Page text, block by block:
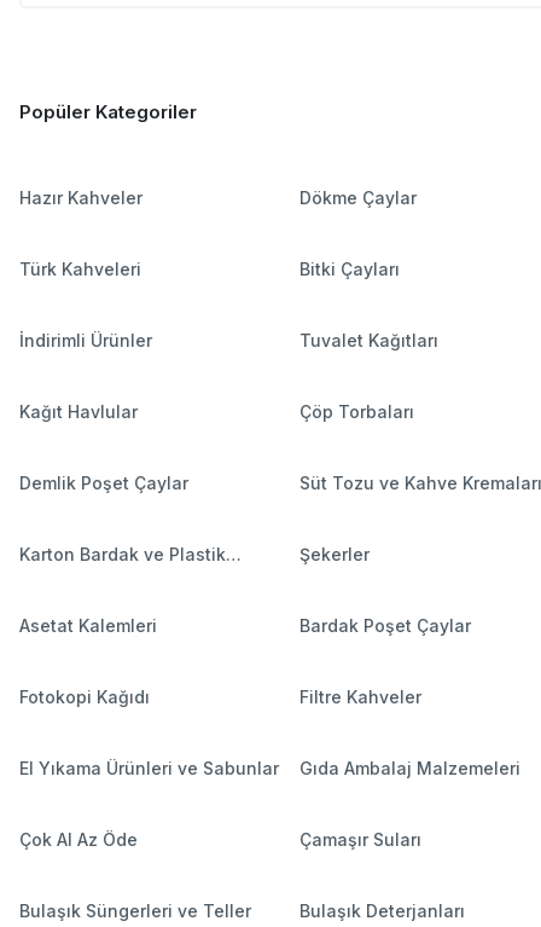
Popüler Kategoriler
Hazır Kahveler Dökme Çaylar
Türk Kahveleri Bitki Çayları
İndirimli Ürünler Tuvalet Kağıtları
Kağıt Havlular Çöp Torbaları
Demlik Poşet Çaylar Süt Tozu ve Kahve Kremaları
Karton Bardak ve Plastik
Şekerler
Asetat Kalemleri Bardak Poşet Çaylar
Fotokopi Kağıdı Filtre Kahveler
El Yıkama Ürünleri ve Sabunlar Gıda Ambalaj Malzemeleri
Çok Al Az Öde Çamaşır Suları
Bulaşık Süngerleri ve Teller Bulaşık Deterjanları